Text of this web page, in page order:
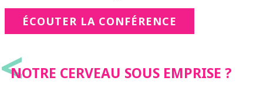
ÉCOUTER LA CONFÉRENCE
<
NOTRE CERVEAU SOUS EMPRISE ?